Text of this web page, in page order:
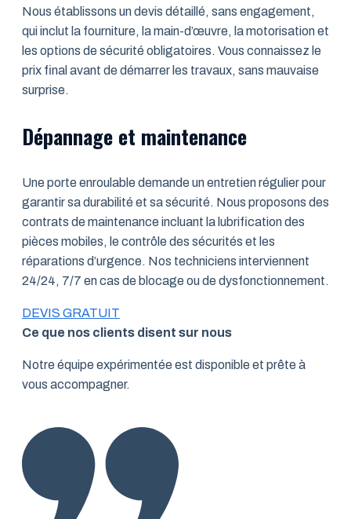
Nous établissons un devis détaillé, sans engagement,
qui inclut la fourniture, la main-d’œuvre, la motorisation et
les options de sécurité obligatoires. Vous connaissez le
prix final avant de démarrer les travaux, sans mauvaise
surprise.
Dépannage et maintenance
Une porte enroulable demande un entretien régulier pour
garantir sa durabilité et sa sécurité. Nous proposons des
contrats de maintenance incluant la lubrification des
pièces mobiles, le contrôle des sécurités et les
réparations d’urgence. Nos techniciens interviennent
24/24, 7/7 en cas de blocage ou de dysfonctionnement.
DEVIS GRATUIT
Ce que nos clients disent sur nous
Notre équipe expérimentée est disponible et prête à
vous accompagner.